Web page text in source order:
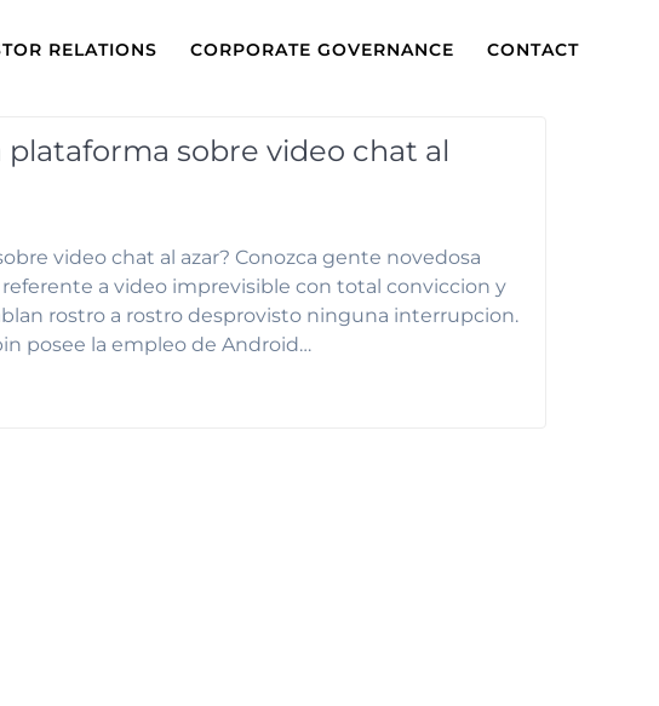
RELATIONS CORPORATE GOVERNANCE CONTACT
sobre video chat al
video chat al azar? Conozca gente novedosa
a video imprevisible con total conviccion y
rostro a rostro desprovisto ninguna interrupcion.
posee la empleo de Android…